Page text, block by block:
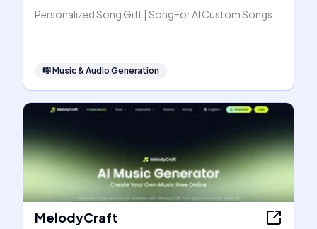
Personalized Song Gift | SongFor AI Custom Songs
🎼Music & Audio Generation
MelodyCraft